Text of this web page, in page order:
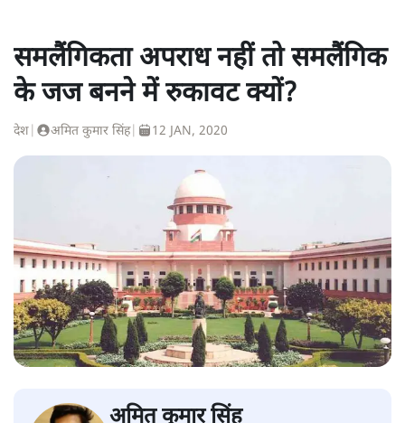
समलैंगिकता अपराध नहीं तो समलैंगिक
के जज बनने में रुकावट क्यों?
देश अमित कुमार सिंह| 12 JAN, 2020